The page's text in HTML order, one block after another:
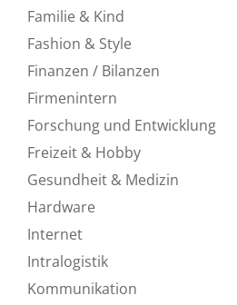
Familie & Kind
Fashion & Style
Finanzen / Bilanzen
Firmenintern
Forschung und Entwicklung
Freizeit & Hobby
Gesundheit & Medizin
Hardware
Internet
Intralogistik
Kommunikation